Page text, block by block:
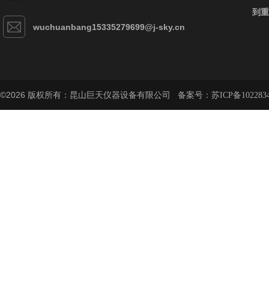
wuchuanbang15335279699@j-sky.cn
到
©2026 版权所有：昆山巨天仪器设备有限公司 备案号： 苏ICP备